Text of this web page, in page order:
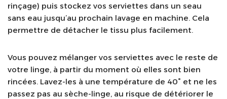
rinçage) puis stockez vos serviettes dans un seau
sans eau jusqu’au prochain lavage en machine. Cela
permettre de détacher le tissu plus facilement.
Vous pouvez mélanger vos serviettes avec le reste de
votre linge, à partir du moment où elles sont bien
rincées. Lavez-les à une température de 40° et ne les
passez pas au sèche-linge, au risque de détériorer le